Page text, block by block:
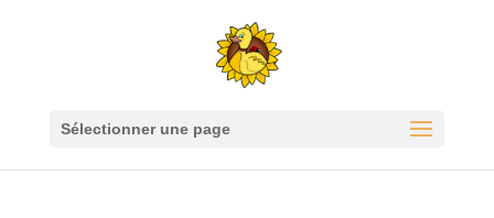
Sélectionner une page